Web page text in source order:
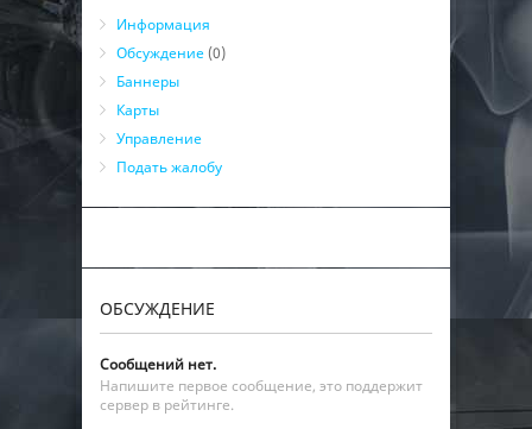
Информация
Обсуждение (0)
Баннеры
Карты
Управление
Подать жалобу
ОБСУЖДЕНИЕ
Сообщений нет.
Напишите первое сообщение, это поддержит
сервер в рейтинге.